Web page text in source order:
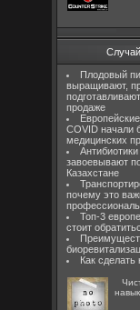
Плодовый
выращивают,
продаже
COVID начали
медицинских
завоевывают
Казахстане
почему это
Топ-3
стоит
Как сделать